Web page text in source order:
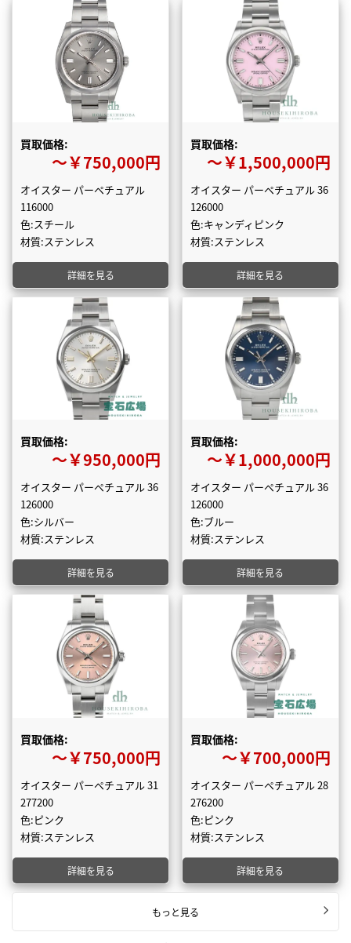
買取価格:
〜￥750,000円
オイスター パーペチュアル
116000
色:スチール
材質:ステンレス
詳細を見る
買取価格:
〜￥1,500,000円
オイスター パーペチュアル 36
126000
色:キャンディピンク
材質:ステンレス
詳細を見る
買取価格:
〜￥950,000円
オイスター パーペチュアル 36
126000
色:シルバー
材質:ステンレス
詳細を見る
買取価格:
〜￥1,000,000円
オイスター パーペチュアル 36
126000
色:ブルー
材質:ステンレス
詳細を見る
買取価格:
〜￥750,000円
オイスター パーペチュアル 31
277200
色:ピンク
材質:ステンレス
詳細を見る
買取価格:
〜￥700,000円
オイスター パーペチュアル 28
276200
色:ピンク
材質:ステンレス
詳細を見る
もっと見る